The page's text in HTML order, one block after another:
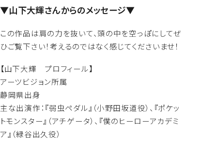
▼山下大輝さんからのメッセージ▼
この作品は肩の力を抜いて、頭の中を空っぽにしてぜ
ひご覧下さい！考えるのではなく感じてくださいませ！
【山下大輝 プロフィール】
アーツビジョン所属
静岡県出身
主な出演作：『弱虫ペダル』（小野田坂道役）、『ポケッ
トモンスター』（アチゲータ）、『僕のヒーローアカデミ
ア』（緑谷出久役）